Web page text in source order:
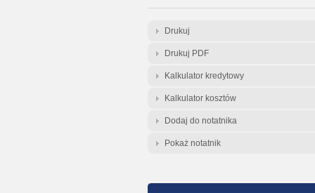
Gratis -
Drukuj
Drukuj PDF
Kalkulator kredytowy
Kalkulator kosztów
Dodaj do notatnika
Pokaż notatnik